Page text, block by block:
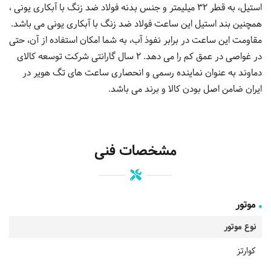
استیل، به قطر 32 میلیمتر و جنس بدنه فولاد ضد زنگ با آبکاری یونی ،
همچنین بند استیل این ساعت فولاد ضد زنگ با آبکاری یونی می باشد.
مقاومت این ساعت در برابر نفوذ آب، به شما امکان استفاده از آن، حتی
در غواصی در عمق کم را می دهد. 2 سال گارانتی شرکت توسعه کالای
دماوند به عنوان نماینده رسمی و انحصاری ساعت های تگ هویر در
ایران ضامن اصل بودن کالا و برند می باشد.
مشخصات فنی
موتور
نوع موتور
کوارتز